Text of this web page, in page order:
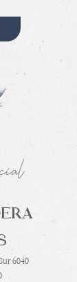
6040